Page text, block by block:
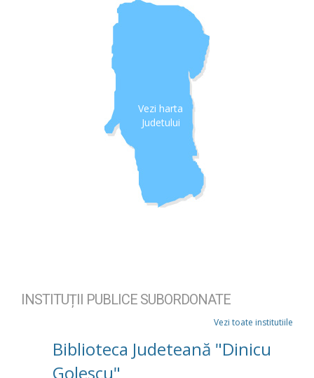
Vezi harta
Judetului
INSTITUȚII PUBLICE SUBORDONATE
Vezi toate institutiile
Biblioteca Judeteană "Dinicu
Golescu"